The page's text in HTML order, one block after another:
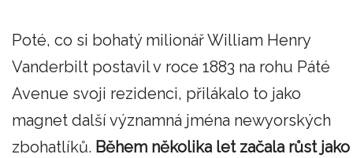
Poté, co si bohatý milionář William Henry
Vanderbilt postavil v roce 1883 na rohu Páté
Avenue svoji rezidenci, přilákalo to jako
magnet další významná jména newyorských
zbohatlíků. Během několika let začala růst jako